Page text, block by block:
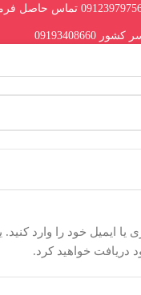
یا ایمیل خود را وارد کنید.
دریافت خواهید کرد.